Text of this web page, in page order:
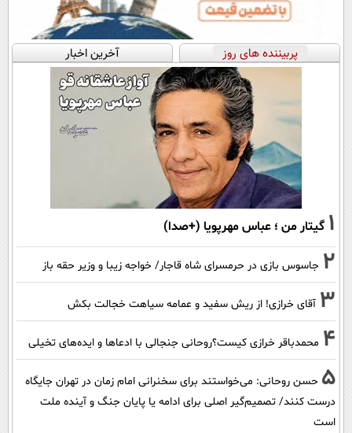
پربیننده های روز آخرین اخبار
1 گیتار من ؛ عباس مهرپویا (+صدا)
2 جاسوس بازی در حرمسرای شاه قاجار/ خواجه زیبا و وزیر حقه باز
3 آقای خرازی! از ریش سفید و عمامه سیاهت خجالت بکش
4 محمدباقر خرازی کیست؟روحانی جنجالی با ادعاها و ایده‌های تخیلی
5 حسن روحانی: می‌خواستند برای سخنرانی امام زمان در تهران جایگاه
درست کنند/ تصمیم‌گیر اصلی برای ادامه یا پایان جنگ و آینده ملت
است